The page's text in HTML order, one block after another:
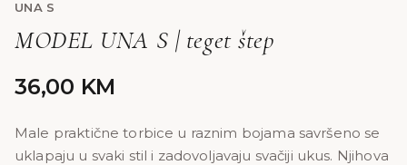
UNA S
MODEL UNA S | teget štep
36,00 KM
Male praktične torbice u raznim bojama savršeno se
uklapaju u svaki stil i zadovoljavaju svačiji ukus. Njihova